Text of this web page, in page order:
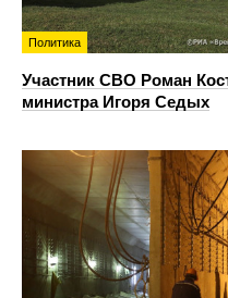
Политика
Участник СВО Роман
министра Игоря Седых